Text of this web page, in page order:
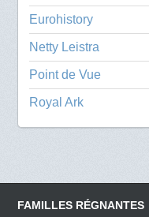
Eurohistory
Netty Leistra
Point de Vue
Royal Ark
FAMILLES RÉGNANTES